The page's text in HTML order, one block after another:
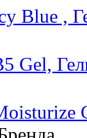
Blue ,
Gel,